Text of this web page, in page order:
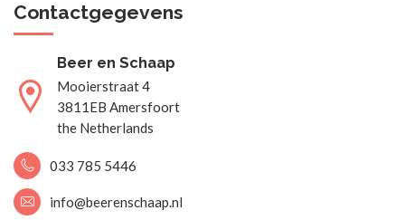
Contactgegevens
033 785 5446
info@beerenschaap.nl
Beer en Schaap
Mooierstraat 4
3811EB Amersfoort
the Netherlands